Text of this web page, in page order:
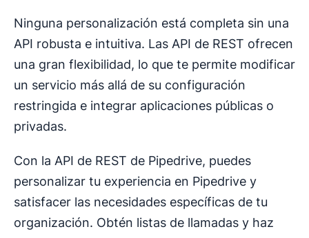
Ninguna personalización está completa sin una
API robusta e intuitiva. Las API de REST ofrecen
una gran flexibilidad, lo que te permite modificar
un servicio más allá de su configuración
restringida e integrar aplicaciones públicas o
privadas.
Con la API de REST de Pipedrive, puedes
personalizar tu experiencia en Pipedrive y
satisfacer las necesidades específicas de tu
organización. Obtén listas de llamadas y haz